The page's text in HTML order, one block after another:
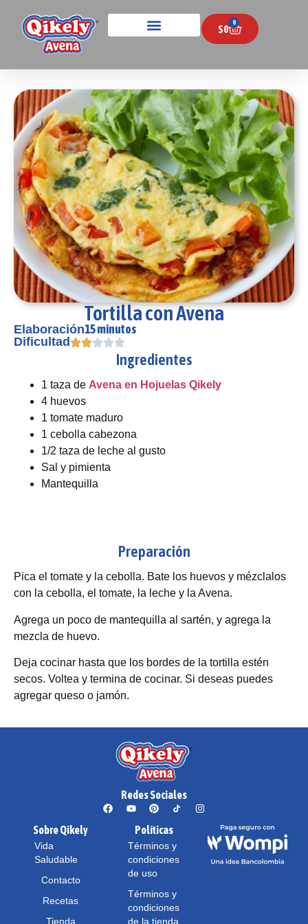
$0
0
Tortilla con Avena
Elaboración15 minutos
Dificultad
Ingredientes
1 taza de Avena en Hojuelas Qikely
4 huevos
1 tomate maduro
1 cebolla cabezona
1/2 taza de leche al gusto
Sal y pimienta
Mantequilla
Preparación
Pica el tomate y la cebolla. Bate los huevos y mézclalos
con la cebolla, el tomate, la leche y la Avena.
Agrega un poco de mantequilla al sartén, y agrega la
mezcla de huevo.
Deja cocinar hasta que los bordes de la tortilla estén
secos. Voltea y termina de cocinar. Si deseas puedes
agregar queso o jamón.
Redes Sociales
Sobre Qikely
Vida
Saludable
Contacto
Recetas
Tienda
Políticas
Términos y
condiciones
de uso
Términos y
condiciones
de la tienda